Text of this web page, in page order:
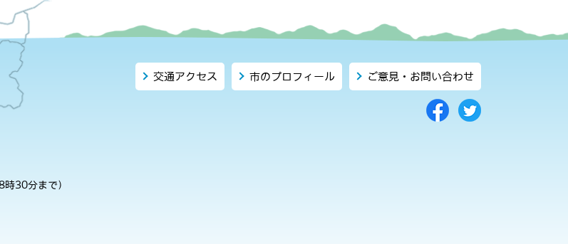
30分まで）
交通アクセス 市のプロフィール ご意見・お問い合わせ